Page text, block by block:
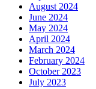
August 2024
June 2024
May 2024
April 2024
March 2024
February 2024
October 2023
July 2023